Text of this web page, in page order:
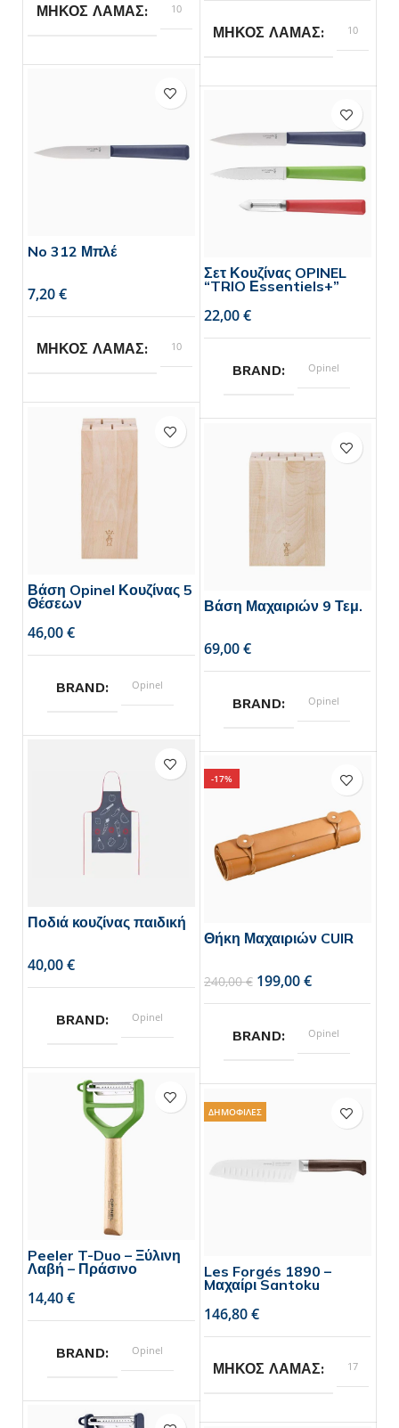
ΜΗΚΟΣ ΛΑΜΑΣ 10
ΜΗΚΟΣ ΛΑΜΑΣ 10
No 312 Μπλέ
€
ΜΗΚΟΣ ΛΑΜΑΣ 10
Σετ Κουζίνας OPINEL
“TRIO Εssentiels+”
€
BRAND Opinel
Βάση Opinel Κουζίνας 5
Θέσεων
€
BRAND Opinel
Βάση Μαχαιριών 9 Τεμ.
€
BRAND Opinel
Ποδιά κουζίνας παιδική
€
BRAND Opinel
-17%
Θήκη Μαχαιριών CUIR
240,00€ 199,00€
BRAND Opinel
Peeler T-Duo – Ξύλινη
Λαβή – Πράσινο
€
BRAND Opinel
ΔΗΜΟΦΙΛΕΣ
Les Forgés 1890 –
Mαχαίρι Santoku
€
ΜΗΚΟΣ ΛΑΜΑΣ 17